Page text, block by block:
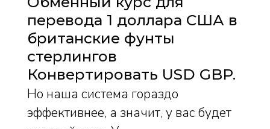
перевода 1 доллара США в
британские фунты
стерлингов
Конвертировать USD GBP
Но наша система гораздо
эффективнее, а значит, у вас будет